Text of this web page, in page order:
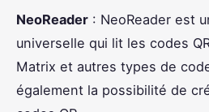
NeoReader : NeoReader est
universelle qui lit les codes
Matrix et autres types de
également la possibilité de